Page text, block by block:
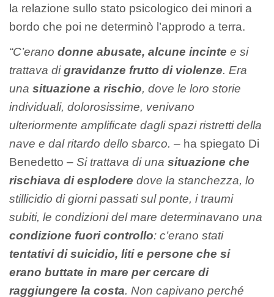
la relazione sullo stato psicologico dei minori a
bordo che poi ne determinò l’approdo a terra.
“C’erano donne abusate, alcune incinte e si
trattava digravidanze frutto di violenze. Era
una situazione a rischio, dove le loro storie
individuali, dolorosissime, venivano
ulteriormente amplificate dagli spazi ristretti della
nave e dal ritardo dello sbarco. – ha spiegato Di
Benedetto – Si trattava di una situazione che
rischiava di esplodere dove la stanchezza, lo
stillicidio di giorni passati sul ponte, i traumi
subiti, le condizioni del mare determinavano una
condizione fuori controllo: c’erano stati
tentativi di suicidio, liti e persone che si
erano buttate in mare per cercare di
raggiungere la costa. Non capivano perché